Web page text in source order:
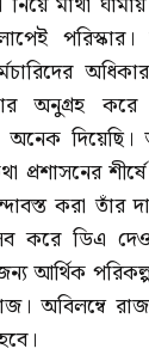
অনুগ্রহ করে
অনেক
করা তাঁর
করে ডিএ
আর্থিক
অবিলম্বে